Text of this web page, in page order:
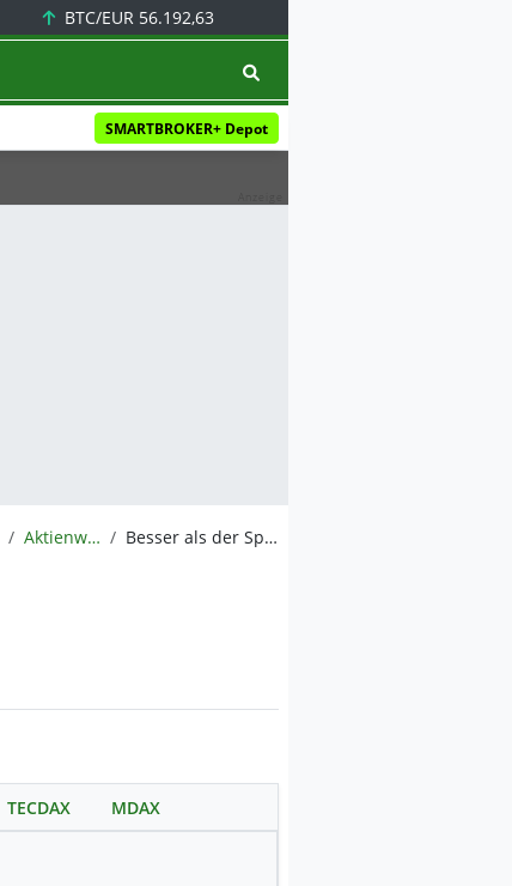
BTC/EUR 56.192,63
SMARTBROKER+ Depot
Aktienwelt360 Besser als der Sparplan: Diese 5 Konsum-Gewohnheiten kosten dich deine finanzielle Freiheit
TECDAX MDAX